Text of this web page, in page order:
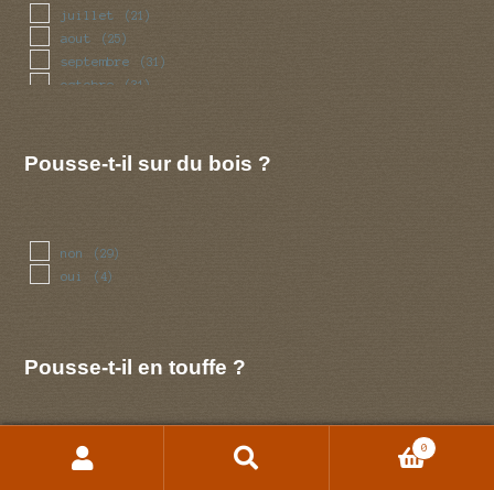
juillet (21)
aout (25)
septembre (31)
octobre (31)
Pousse-t-il sur du bois ?
non (29)
oui (4)
Pousse-t-il en touffe ?
non
Recherche
0